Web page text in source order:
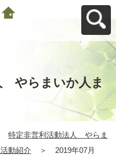
やらまいか人ま
特定非営利活動法人 やらま
動紹介 ＞ 2019年07月